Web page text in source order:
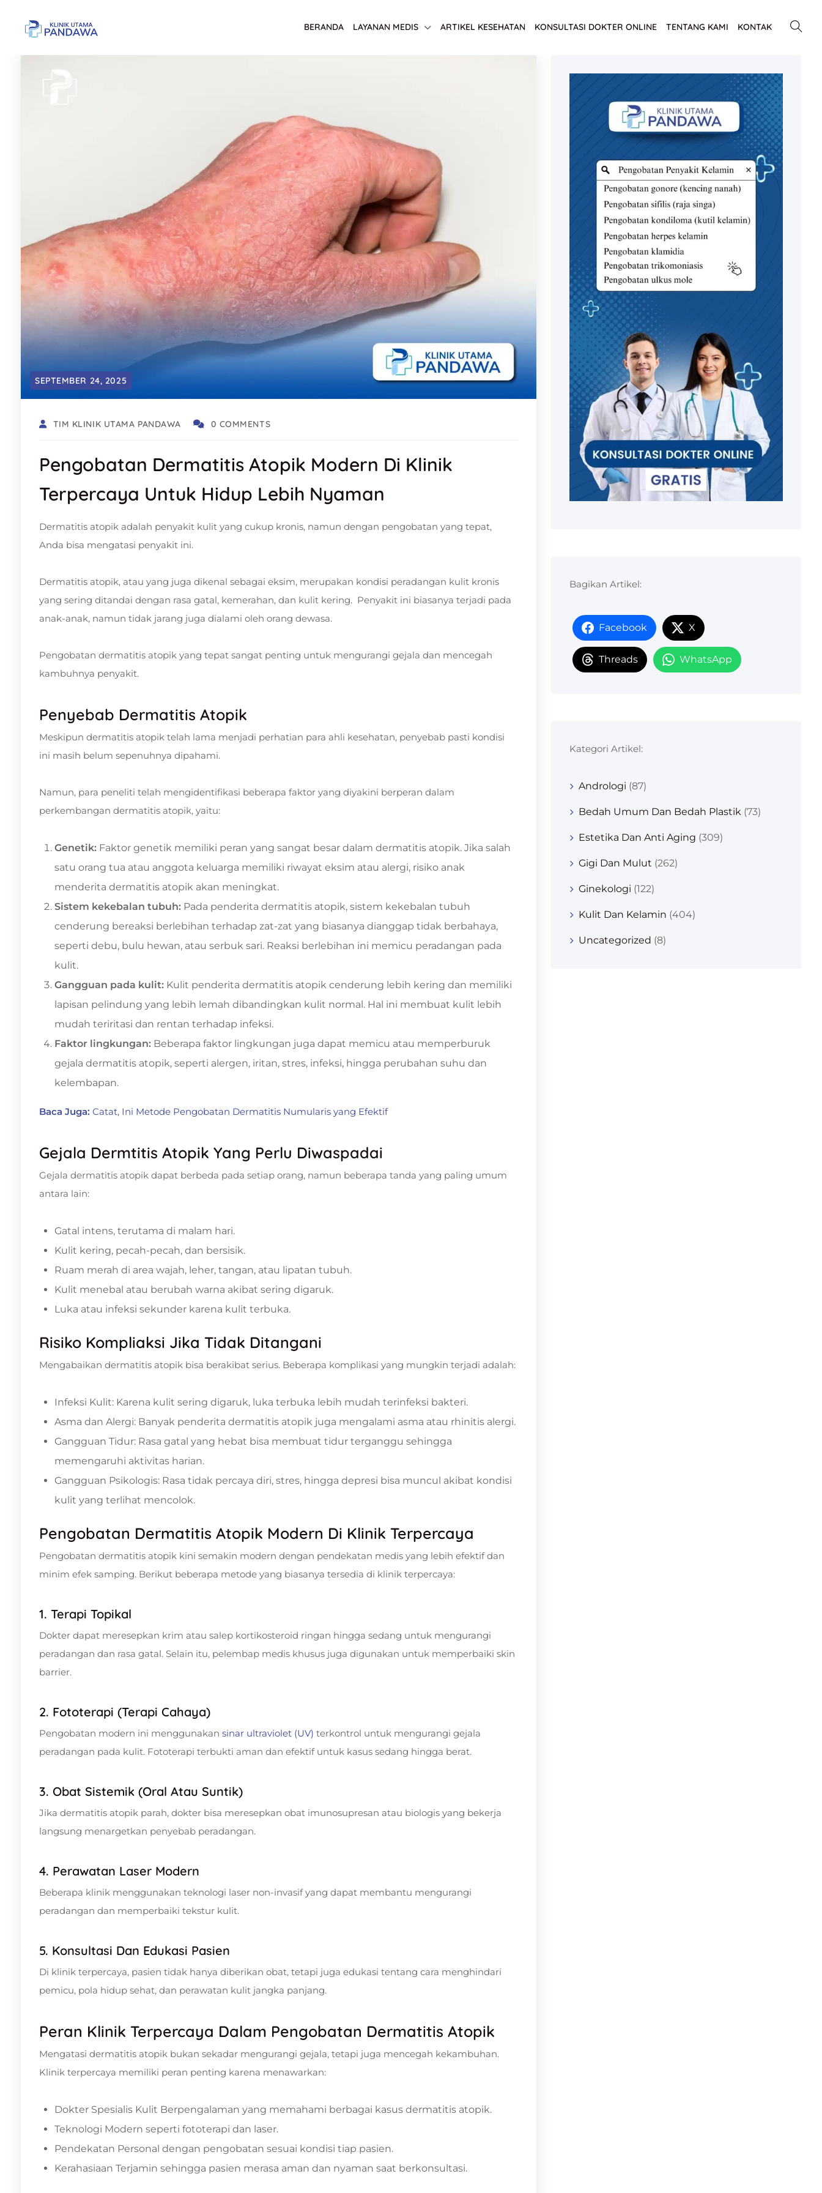
BERANDA LAYANAN MEDIS ARTIKEL KESEHATAN KONSULTASI DOKTER ONLINE TENTANG KAMI KONTAK
SEPTEMBER 24, 2025
TIM KLINIK UTAMA PANDAWA 0 COMMENTS
Pengobatan Dermatitis Atopik Modern Di Klinik
Terpercaya Untuk Hidup Lebih Nyaman
Dermatitis atopik adalah penyakit kulit yang cukup kronis, namun dengan pengobatan yang tepat,
Anda bisa mengatasi penyakit ini.
Dermatitis atopik, atau yang juga dikenal sebagai eksim, merupakan kondisi peradangan kulit kronis
yang sering ditandai dengan rasa gatal, kemerahan, dan kulit kering. Penyakit ini biasanya terjadi pada
anak-anak, namun tidak jarang juga dialami oleh orang dewasa.
Pengobatan dermatitis atopik yang tepat sangat penting untuk mengurangi gejala dan mencegah
kambuhnya penyakit.
Penyebab Dermatitis Atopik
Meskipun dermatitis atopik telah lama menjadi perhatian para ahli kesehatan, penyebab pasti kondisi
ini masih belum sepenuhnya dipahami.
Namun, para peneliti telah mengidentifikasi beberapa faktor yang diyakini berperan dalam
perkembangan dermatitis atopik, yaitu:
Genetik: Faktor genetik memiliki peran yang sangat besar dalam dermatitis atopik. Jika salah
satu orang tua atau anggota keluarga memiliki riwayat eksim atau alergi, risiko anak
menderita dermatitis atopik akan meningkat.
Sistem kekebalan tubuh: Pada penderita dermatitis atopik, sistem kekebalan tubuh
cenderung bereaksi berlebihan terhadap zat-zat yang biasanya dianggap tidak berbahaya,
seperti debu, bulu hewan, atau serbuk sari. Reaksi berlebihan ini memicu peradangan pada
kulit.
Gangguan pada kulit: Kulit penderita dermatitis atopik cenderung lebih kering dan memiliki
lapisan pelindung yang lebih lemah dibandingkan kulit normal. Hal ini membuat kulit lebih
mudah teriritasi dan rentan terhadap infeksi.
Faktor lingkungan: Beberapa faktor lingkungan juga dapat memicu atau memperburuk
gejala dermatitis atopik, seperti alergen, iritan, stres, infeksi, hingga perubahan suhu dan
kelembapan.
Baca Juga: Catat, Ini Metode Pengobatan Dermatitis Numularis yang Efektif
Gejala Dermtitis Atopik Yang Perlu Diwaspadai
Gejala dermatitis atopik dapat berbeda pada setiap orang, namun beberapa tanda yang paling umum
antara lain:
Gatal intens, terutama di malam hari.
Kulit kering, pecah-pecah, dan bersisik.
Ruam merah di area wajah, leher, tangan, atau lipatan tubuh.
Kulit menebal atau berubah warna akibat sering digaruk.
Luka atau infeksi sekunder karena kulit terbuka.
Risiko Kompliaksi Jika Tidak Ditangani
Mengabaikan dermatitis atopik bisa berakibat serius. Beberapa komplikasi yang mungkin terjadi adalah:
Infeksi Kulit: Karena kulit sering digaruk, luka terbuka lebih mudah terinfeksi bakteri.
Asma dan Alergi: Banyak penderita dermatitis atopik juga mengalami asma atau rhinitis alergi.
Gangguan Tidur: Rasa gatal yang hebat bisa membuat tidur terganggu sehingga
memengaruhi aktivitas harian.
Gangguan Psikologis: Rasa tidak percaya diri, stres, hingga depresi bisa muncul akibat kondisi
kulit yang terlihat mencolok.
Pengobatan Dermatitis Atopik Modern Di Klinik Terpercaya
Pengobatan dermatitis atopik kini semakin modern dengan pendekatan medis yang lebih efektif dan
minim efek samping. Berikut beberapa metode yang biasanya tersedia di klinik terpercaya:
1. Terapi Topikal
Dokter dapat meresepkan krim atau salep kortikosteroid ringan hingga sedang untuk mengurangi
peradangan dan rasa gatal. Selain itu, pelembap medis khusus juga digunakan untuk memperbaiki skin
barrier.
2. Fototerapi (Terapi Cahaya)
Pengobatan modern ini menggunakan sinar ultraviolet (UV) terkontrol untuk mengurangi gejala
peradangan pada kulit. Fototerapi terbukti aman dan efektif untuk kasus sedang hingga berat.
3. Obat Sistemik (Oral Atau Suntik)
Jika dermatitis atopik parah, dokter bisa meresepkan obat imunosupresan atau biologis yang bekerja
langsung menargetkan penyebab peradangan.
4. Perawatan Laser Modern
Beberapa klinik menggunakan teknologi laser non-invasif yang dapat membantu mengurangi
peradangan dan memperbaiki tekstur kulit.
5. Konsultasi Dan Edukasi Pasien
Di klinik terpercaya, pasien tidak hanya diberikan obat, tetapi juga edukasi tentang cara menghindari
pemicu, pola hidup sehat, dan perawatan kulit jangka panjang.
Peran Klinik Terpercaya Dalam Pengobatan Dermatitis Atopik
Mengatasi dermatitis atopik bukan sekadar mengurangi gejala, tetapi juga mencegah kekambuhan.
Klinik terpercaya memiliki peran penting karena menawarkan:
Dokter Spesialis Kulit Berpengalaman yang memahami berbagai kasus dermatitis atopik.
Teknologi Modern seperti fototerapi dan laser.
Pendekatan Personal dengan pengobatan sesuai kondisi tiap pasien.
Kerahasiaan Terjamin sehingga pasien merasa aman dan nyaman saat berkonsultasi.
Bagikan Artikel:
Facebook X
Threads WhatsApp
Kategori Artikel:
Andrologi (87)
Bedah Umum Dan Bedah Plastik (73)
Estetika Dan Anti Aging (309)
Gigi Dan Mulut (262)
Ginekologi (122)
Kulit Dan Kelamin (404)
Uncategorized (8)